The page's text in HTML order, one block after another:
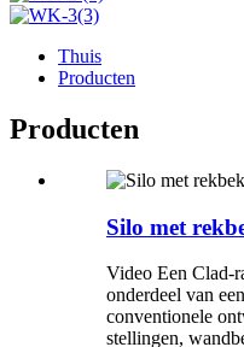
Thuis
Producten
Producten
Silo met
Video Een Clad-
onderdeel van
conventionele
stellingen,